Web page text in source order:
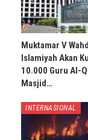
Muktamar V
Islamiyah Akan
10.000 Guru Al-
Masjid…
INTERNASIONAL